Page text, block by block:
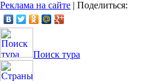
Реклама на сайте | Поделиться:
Поиск тура